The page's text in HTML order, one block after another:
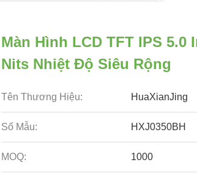
Màn Hình LCD TFT IPS 5.0
Nits Nhiệt Độ Siêu Rộng
Tên Thương Hiệu: HuaXianJing
Số Mẫu: HXJ0350BH
MOQ: 1000